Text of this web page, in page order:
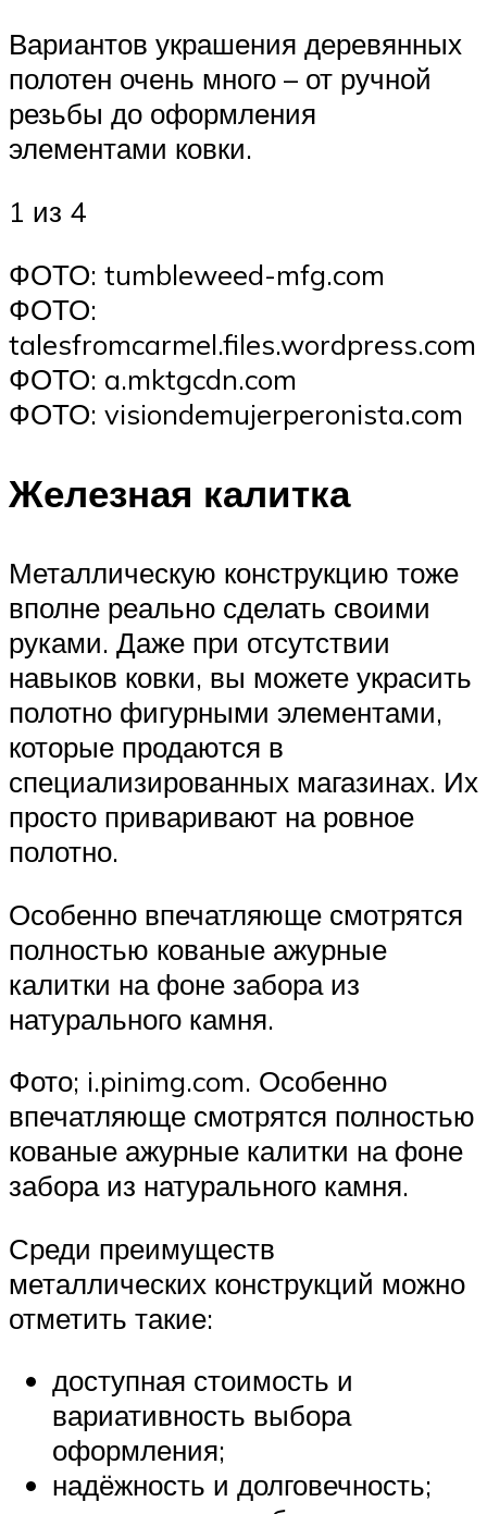
Вариантов украшения деревянных
полотен очень много – от ручной
резьбы до оформления
элементами ковки.
1 из 4
ФОТО: tumbleweed-mfg.com
ФОТО:
talesfromcarmel.files.wordpress.com
ФОТО: a.mktgcdn.com
ФОТО: visiondemujerperonista.com
Железная калитка
Металлическую конструкцию тоже
вполне реально сделать своими
руками. Даже при отсутствии
навыков ковки, вы можете украсить
полотно фигурными элементами,
которые продаются в
специализированных магазинах. Их
просто приваривают на ровное
полотно.
Особенно впечатляюще смотрятся
полностью кованые ажурные
калитки на фоне забора из
натурального камня.
Фото; i.pinimg.com. Особенно
впечатляюще смотрятся полностью
кованые ажурные калитки на фоне
забора из натурального камня.
Среди преимуществ
металлических конструкций можно
отметить такие:
доступная стоимость и
вариативность выбора
оформления;
надёжность и долговечность;